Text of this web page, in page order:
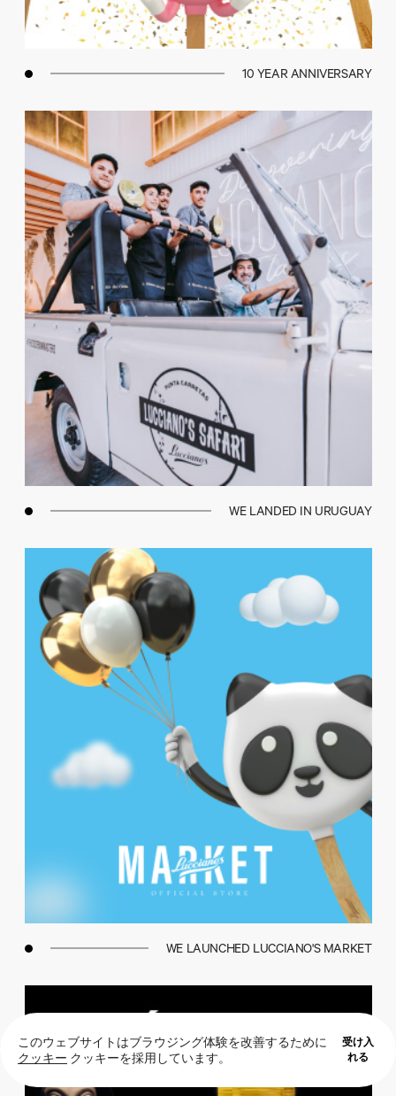
このウェブサイトはブラウジング体験を改善するために
クッキー クッキーを採用しています。
受け入
れる
10 YEAR ANNIVERSARY
WE LANDED IN URUGUAY
WE LAUNCHED LUCCIANO'S MARKET